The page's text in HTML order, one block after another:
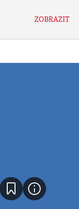
ZOBRAZIT